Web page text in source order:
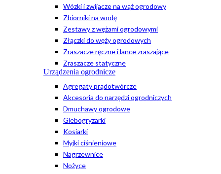
Wózki i zwijacze na wąż ogrodowy
Zbiorniki na wodę
Zestawy z wężami ogrodowymi
Złączki do węży ogrodowych
Zraszacze ręczne i lance zraszające
Zraszacze statyczne
Urządzenia ogrodnicze
Agregaty prądotwórcze
Akcesoria do narzędzi ogrodniczych
Dmuchawy ogrodowe
Glebogryzarki
Kosiarki
Myjki ciśnieniowe
Nagrzewnice
Nożyce